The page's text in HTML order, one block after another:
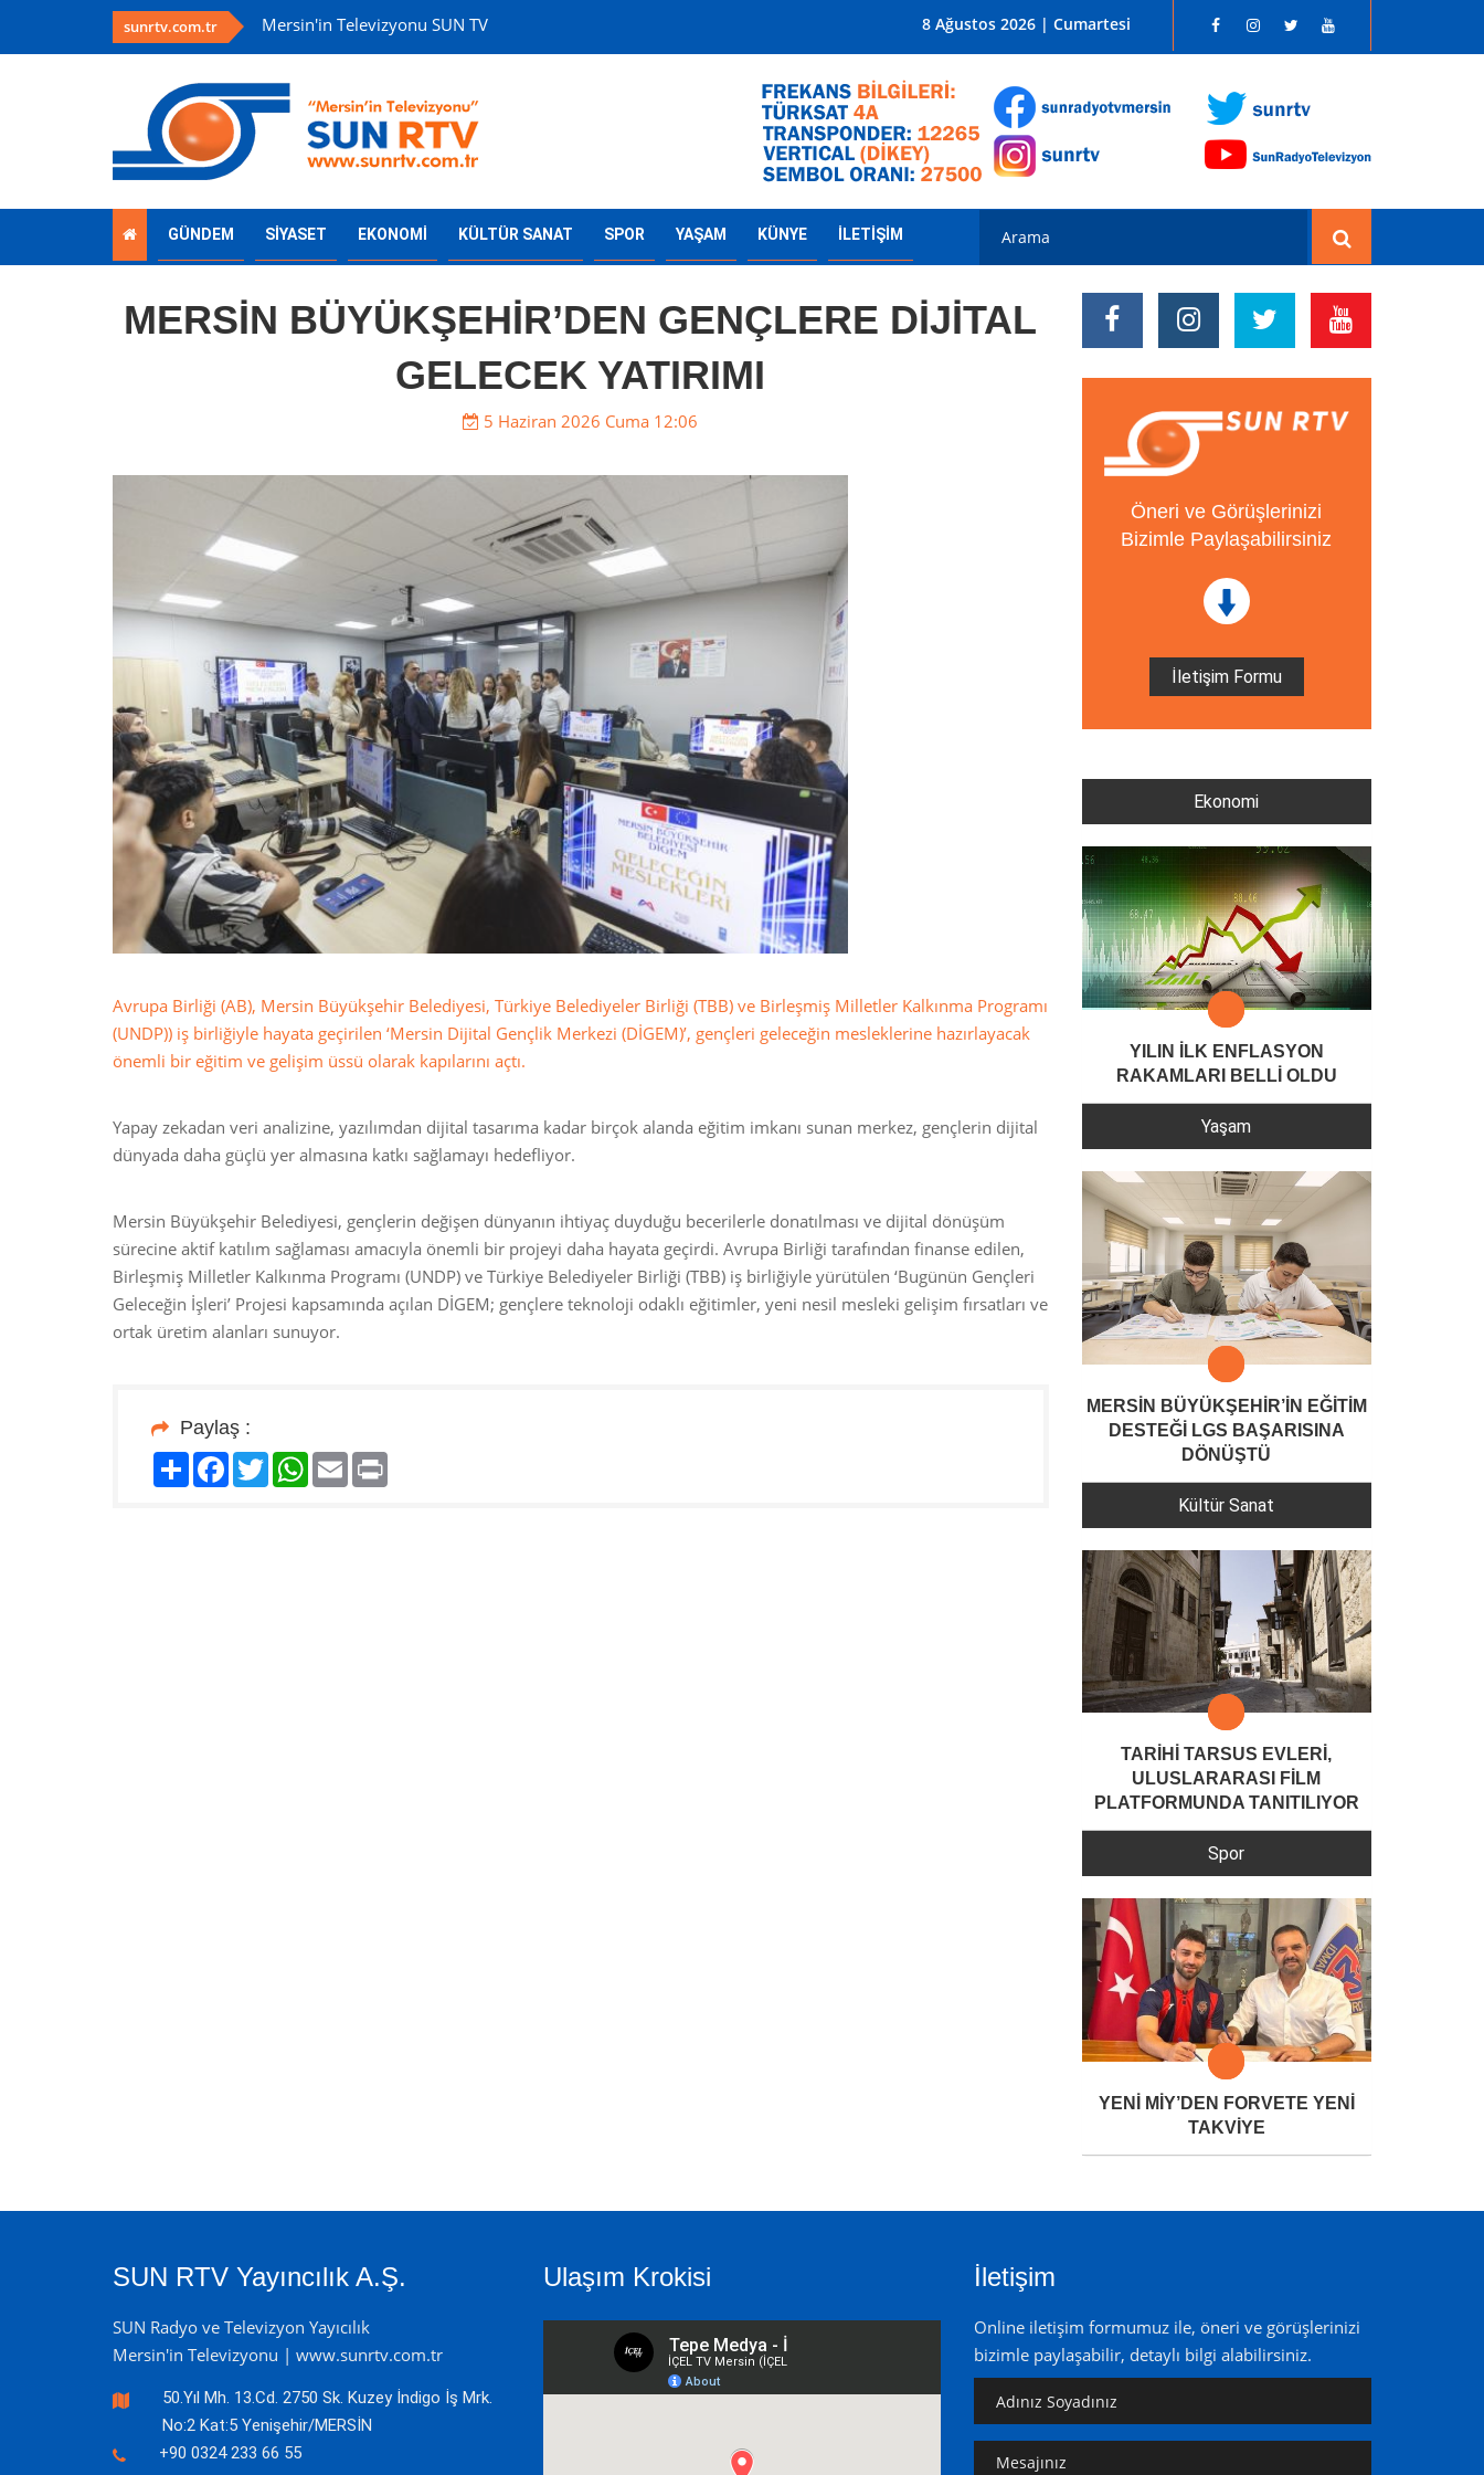
sunrtv.com.tr Mersin'in Televizyonu SUN TV Mersin'in Radyosu SUN RADYO FM 96.1
8 Ağustos 2026 | Cumartesi
GÜNDEM SİYASET EKONOMİ KÜLTÜR SANAT SPOR YAŞAM KÜNYE İLETİŞİM
MERSİN BÜYÜKŞEHİR’DEN GENÇLERE DİJİTAL
GELECEK YATIRIMI
5 Haziran 2026 Cuma 12:06
Avrupa Birliği (AB), Mersin Büyükşehir Belediyesi, Türkiye Belediyeler Birliği (TBB) ve Birleşmiş Milletler Kalkınma Programı
(UNDP)) iş birliğiyle hayata geçirilen ‘Mersin Dijital Gençlik Merkezi (DİGEM)’, gençleri geleceğin mesleklerine hazırlayacak
önemli bir eğitim ve gelişim üssü olarak kapılarını açtı.
Yapay zekadan veri analizine, yazılımdan dijital tasarıma kadar birçok alanda eğitim imkanı sunan merkez, gençlerin dijital
dünyada daha güçlü yer almasına katkı sağlamayı hedefliyor.
Mersin Büyükşehir Belediyesi, gençlerin değişen dünyanın ihtiyaç duyduğu becerilerle donatılması ve dijital dönüşüm
sürecine aktif katılım sağlaması amacıyla önemli bir projeyi daha hayata geçirdi. Avrupa Birliği tarafından finanse edilen,
Birleşmiş Milletler Kalkınma Programı (UNDP) ve Türkiye Belediyeler Birliği (TBB) iş birliğiyle yürütülen ‘Bugünün Gençleri
Geleceğin İşleri’ Projesi kapsamında açılan DİGEM; gençlere teknoloji odaklı eğitimler, yeni nesil mesleki gelişim fırsatları ve
ortak üretim alanları sunuyor.
Paylaş :
PaylaşFacebook
TwitterWhatsApp
Email
Öneri ve Görüşlerinizi
Bizimle Paylaşabilirsiniz
İletişim Formu
Ekonomi
YILIN İLK ENFLASYON
RAKAMLARI BELLİ OLDU
Yaşam
MERSİN BÜYÜKŞEHİR’İN EĞİTİM
DESTEĞİ LGS BAŞARISINA
DÖNÜŞTÜ
Kültür Sanat
TARİHİ TARSUS EVLERİ,
ULUSLARARASI FİLM
PLATFORMUNDA TANITILIYOR
Spor
YENİ MİY’DEN FORVETE YENİ
TAKVİYE
SUN RTV Yayıncılık A.Ş.
SUN Radyo ve Televizyon Yayıcılık
Mersin'in Televizyonu | www.sunrtv.com.tr
50.Yıl Mh. 13.Cd. 2750 Sk. Kuzey İndigo İş Mrk.
No:2 Kat:5 Yenişehir/MERSİN
+90 0324 233 66 55
Ulaşım Krokisi İletişim
Online iletişim formumuz ile, öneri ve görüşlerinizi
bizimle paylaşabilir, detaylı bilgi alabilirsiniz.